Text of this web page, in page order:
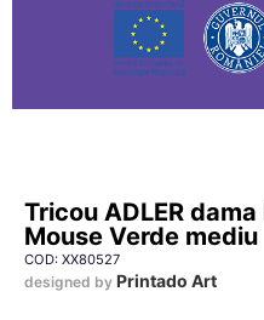
Tricou ADLER
Mouse Verde mediu
COD: XX80527
designed by Printado Art